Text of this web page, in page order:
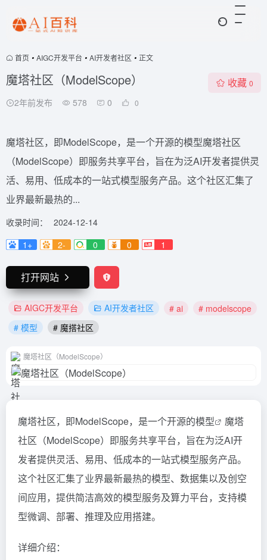
首页 • AIGC开发平台 • AI开发者社区 • 正文
魔塔社区（ModelScope）
2年前发布 578 0 0
收藏 0
魔塔社区，即ModelScope，是一个开源的模型魔塔社区
（ModelScope）即服务共享平台，旨在为泛AI开发者提供灵
活、易用、低成本的一站式模型服务产品。这个社区汇集了
业界最新最热的...
收录时间：
2024-12-14
1+
2- 0 0 1
打开网站
AIGC开发平台 AI开发者社区 # ai
# modelscope
# 模型
# 魔搭社区
魔塔社区（ModelScope）
魔塔社区，即ModelScope，是一个开源的模型
魔塔
社区（ModelScope）即服务共享平台，旨在为泛AI开
发者提供灵活、易用、低成本的一站式模型服务产品。
这个社区汇集了业界最新最热的模型、数据集以及创空
间应用，提供简洁高效的模型服务及算力平台，支持模
型微调、部署、推理及应用搭建。
详细介绍：